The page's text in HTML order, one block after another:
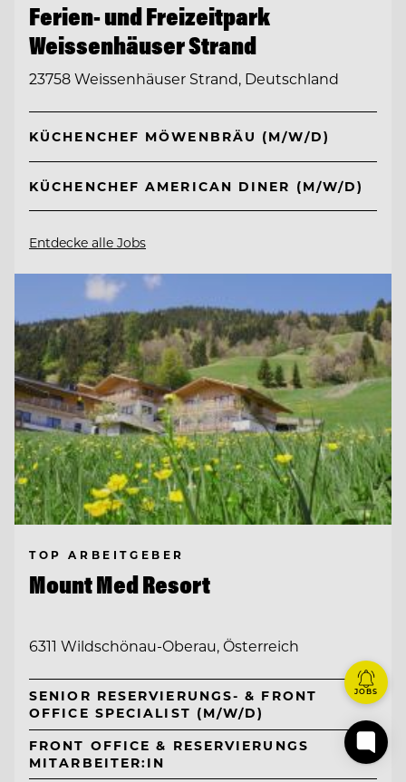
Ferien- und Freizeitpark
Weissenhäuser Strand
23758 Weissenhäuser Strand, Deutschland
KÜCHENCHEF MÖWENBRÄU (M/W/D)
KÜCHENCHEF AMERICAN DINER (M/W/D)
Entdecke alle Jobs
TOP ARBEITGEBER
Mount Med Resort
6311 Wildschönau-Oberau, Österreich
SENIOR RESERVIERUNGS- & FRONT
OFFICE SPECIALIST (M/W/D)
FRONT OFFICE & RESERVIERUNGS
MITARBEITER:IN
JOBS